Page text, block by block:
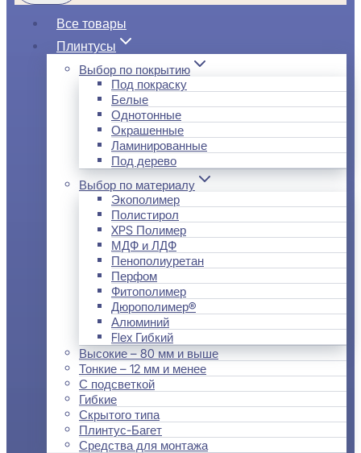
Все товары
Плинтусы
Выбор по покрытию
Под покраску
Белые
Однотонные
Окрашенные
Ламинированные
Под дерево
Выбор по материалу
Экополимер
Полистирол
XPS Полимер
МДФ и ЛДФ
Пенополиуретан
Перфом
Фитополимер
Дюрополимер®
Алюминий
Flex Гибкий
Высокие – 80 мм и выше
Тонкие – 12 мм и менее
С подсветкой
Гибкие
Скрытого типа
Плинтус-Багет
Средства для монтажа